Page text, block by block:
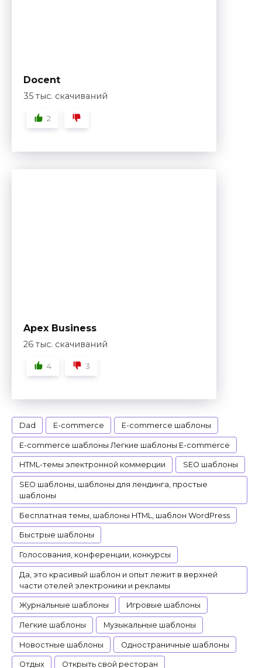
Docent
35 тыс. скачиваний
2
Apex Business
26 тыс. скачиваний
4 3
Dad E-commerce E-commerce шаблоны
E-commerce шаблоны Легкие шаблоны E-commerce
HTML-темы электронной коммерции SEO шаблоны
SEO шаблоны, шаблоны для лендинга, простые
шаблоны
Бесплатная темы, шаблоны HTML, шаблон WordPress
Быстрые шаблоны
Голосования, конференции, конкурсы
Да, это красивый шаблон и опыт лежит в верхней
части отелей электроники и рекламы
Журнальные шаблоны Игровые шаблоны
Легкие шаблоны Музыкальные шаблоны
Новостные шаблоны Одностраничные шаблоны
Отдых Открыть свой ресторан